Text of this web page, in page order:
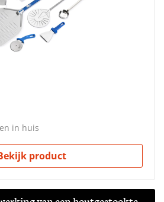
in huis
product